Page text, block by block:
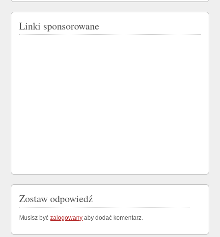
Linki sponsorowane
Zostaw odpowiedź
Musisz byćzalogowany aby dodać komentarz.